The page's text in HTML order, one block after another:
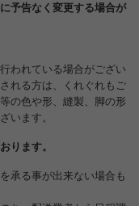
予告なく変更する場合が
われている場合がござい
れる方は、くれぐれもご
の色や形、縫製、脚の形
います。
ります。
承る事が出来ない場合も